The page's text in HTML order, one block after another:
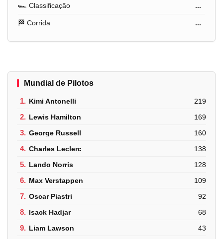
🏎️ Classificação ...
🏁 Corrida ...
Mundial de Pilotos
1. Kimi Antonelli 219
2. Lewis Hamilton 169
3. George Russell 160
4. Charles Leclerc 138
5. Lando Norris 128
6. Max Verstappen 109
7. Oscar Piastri 92
8. Isack Hadjar 68
9. Liam Lawson 43